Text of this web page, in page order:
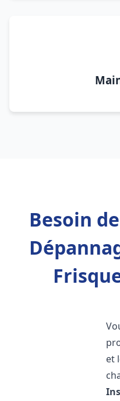
Besoin
et